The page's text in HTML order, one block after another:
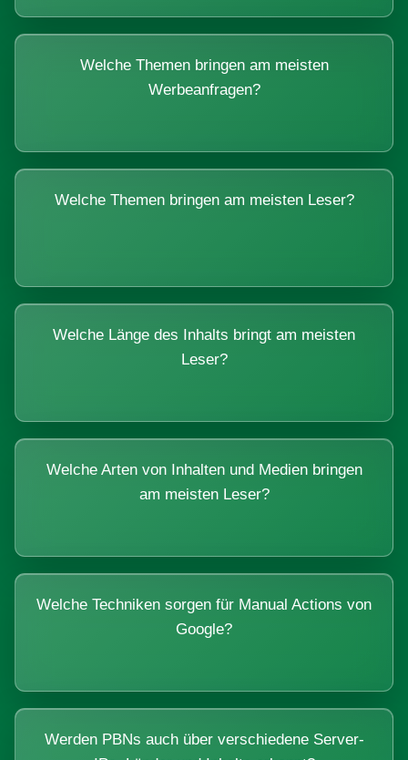
Welche Themen bringen am meisten
Werbeanfragen?
Welche Themen bringen am meisten Leser?
Welche Länge des Inhalts bringt am meisten
Leser?
Welche Arten von Inhalten und Medien bringen
am meisten Leser?
Welche Techniken sorgen für Manual Actions von
Google?
Werden PBNs auch über verschiedene Server-